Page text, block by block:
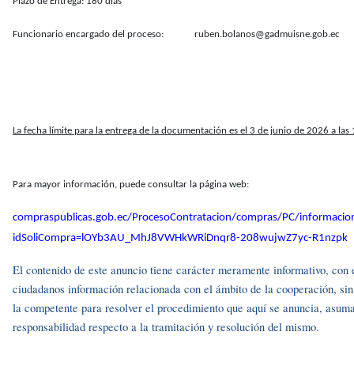
Funcionario encargado del proceso: ruben.bolanos@gadmuisne.gob.ec
La fecha límite para la entrega de la documentación es el 3 de junio de 2026 a
Para mayor información, puede consultar la página web:
compraspublicas.gob.ec/ProcesoContratacion/compras/PC/
idSoliCompra=lOYb3AU_MhJ8VWHkWRiDnqr8-208wujwZ7yc-R1nzpk
El contenido de este anuncio tiene carácter meramente informativo,
ciudadanos información relacionada con el ámbito de la cooperación,
la competente para resolver el procedimiento que aquí se anuncia,
responsabilidad respecto a la tramitación y resolución del mismo.